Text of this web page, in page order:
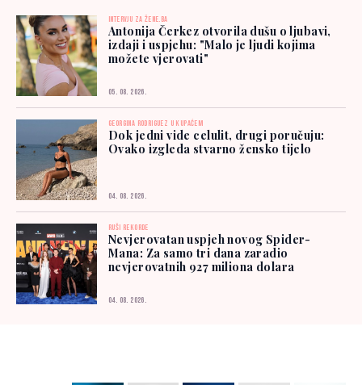
INTERVJU ZA ŽENE.BA
Antonija Čerkez otvorila dušu o ljubavi,
izdaji i uspjehu: "Malo je ljudi kojima
možete vjerovati"
05. 08. 2026.
GEORGINA RODRIGUEZ U KUPAĆEM
Dok jedni vide celulit, drugi poručuju:
Ovako izgleda stvarno žensko tijelo
04. 08. 2026.
RUŠI REKORDE
Nevjerovatan uspjeh novog Spider-
Mana: Za samo tri dana zaradio
nevjerovatnih 927 miliona dolara
04. 08. 2026.